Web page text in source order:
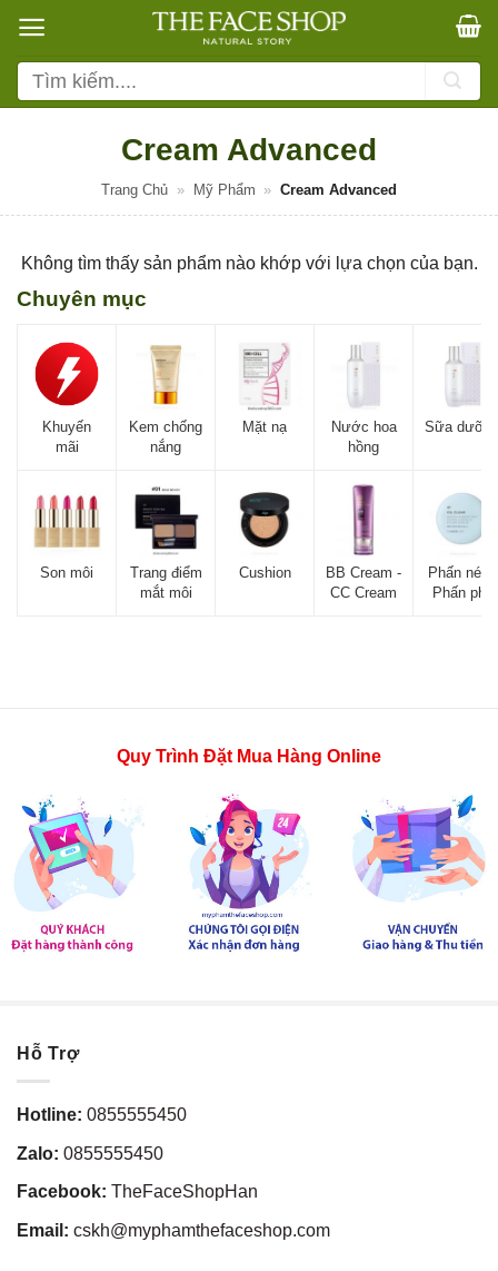
qua
nội
dung
Tìm
kiếm:
Cream Advanced
Trang Chủ » Mỹ Phẩm » Cream Advanced
Không tìm thấy sản phẩm nào khớp với lựa chọn của bạn.
Chuyên mục
Khuyến
mãi
Kem chống
nắng
Mặt nạ
Nước hoa
hồng
Sữa
Son môi
Trang điểm
mắt môi
Cushion
BB Cream -
CC Cream
Phấn nén -
Phấn phủ
Quy Trình Đặt Mua Hàng Online
Hỗ Trợ
Hotline: 0855555450
Zalo: 0855555450
Facebook: TheFaceShopHan
Email: cskh@myphamthefaceshop.com